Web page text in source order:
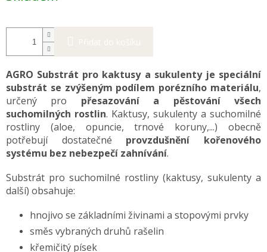
Přidat do košíku
AGRO Substrát pro kaktusy a sukulenty je speciální
substrát se zvýšeným podílem porézního materiálu,
určený pro přesazování a pěstování všech
suchomilných rostlin. Kaktusy, sukulenty a suchomilné
rostliny (aloe, opuncie, trnové koruny,...) obecně
potřebují dostatečné provzdušnění kořenového
systému bez nebezpečí zahnívání.
Substrát pro suchomilné rostliny (kaktusy, sukulenty a
další) obsahuje:
hnojivo se základními živinami a stopovými prvky
směs vybraných druhů rašelin
křemičitý písek